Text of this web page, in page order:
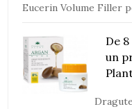
Eucerin Volume Filler
De
un